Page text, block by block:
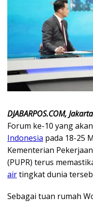
DJABARPOS.COM,
Forum ke-10 yang
Indonesia pada 18-25
Kementerian
(PUPR) terus
airtingkat dunia
Sebagai tuan rumah